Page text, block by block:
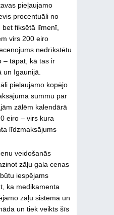
pieļaujamo
procentuāli no
fiksētā līmenī,
virs 200 eiro
nedrīkstētu
– tāpat, kā tas ir
un Igaunijā.
pieļaujamo kopējo
summu par
zālēm kalendārā
eiro – virs kura
līdzmaksājums
veidošanās
zāļu gala cenas
iespējams
ka medikamenta
zāļu sistēmā un
un tiek veikts šīs